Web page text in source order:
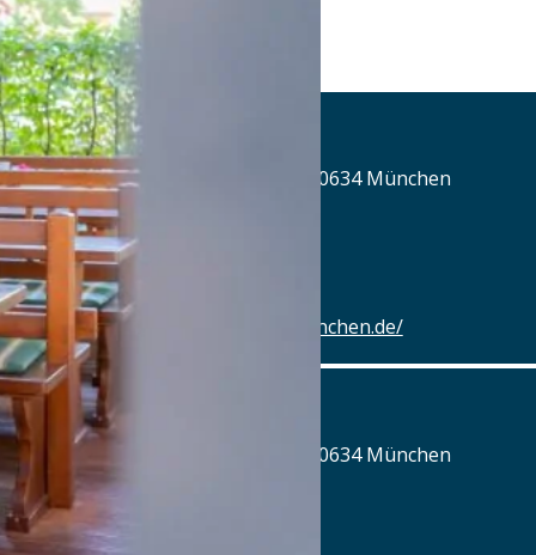
Jagdschlössl München
Nymphenburger Strasse 162, 80634 München
Tel.: Tel.: 089-1689241
Details
https://www.jagdschloessl-muenchen.de/
Jagdschlössl München
Nymphenburger Strasse 162, 80634 München
Tel.: Tel.: 089-1689241